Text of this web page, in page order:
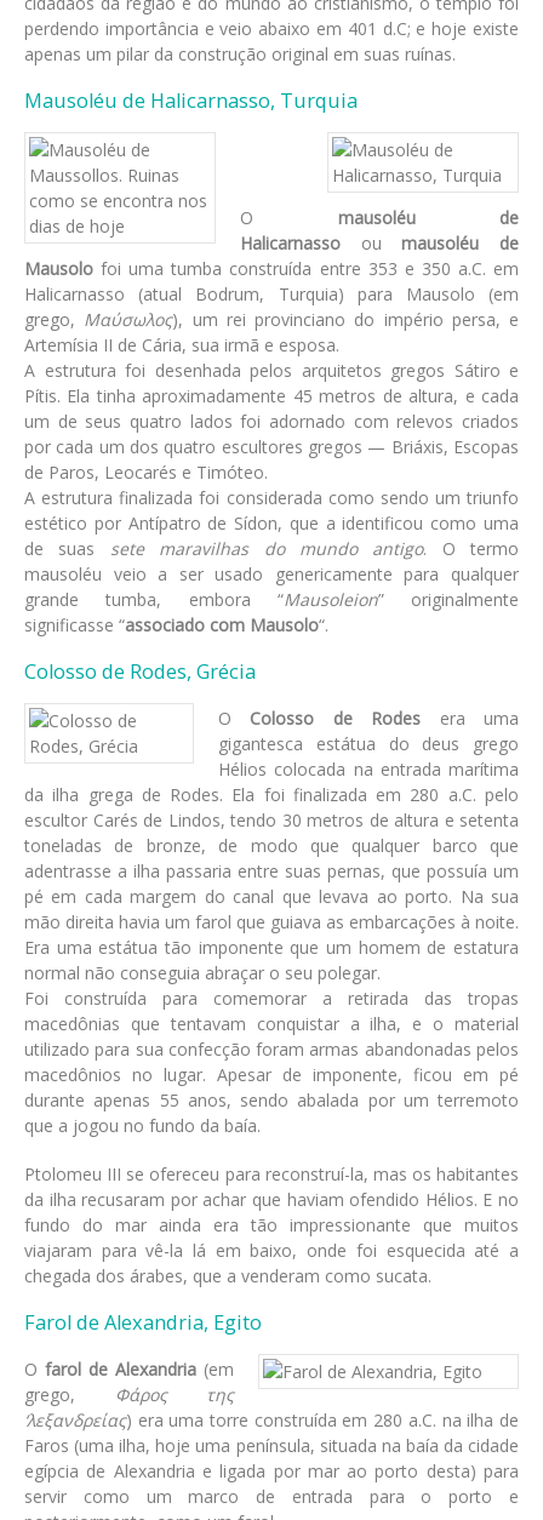
perdendo importância e veio abaixo em 401 d.C; e hoje existe
apenas um pilar da construção original em suas ruínas.
Mausoléu de Halicarnasso, Turquia
O mausoléu de
Halicarnasso ou mausoléu de
Mausolo foi uma tumba construída entre 353 e 350 a.C. em
Halicarnasso (atual Bodrum, Turquia) para Mausolo (em
grego, Μαύσωλος), um rei provinciano do império persa, e
Artemísia II de Cária, sua irmã e esposa.
A estrutura foi desenhada pelos arquitetos gregos Sátiro e
Pítis. Ela tinha aproximadamente 45 metros de altura, e cada
um de seus quatro lados foi adornado com relevos criados
por cada um dos quatro escultores gregos — Briáxis, Escopas
de Paros, Leocarés e Timóteo.
A estrutura finalizada foi considerada como sendo um triunfo
estético por Antípatro de Sídon, que a identificou como uma
de suas sete maravilhas do mundo antigo. O termo
mausoléu veio a ser usado genericamente para qualquer
grande tumba, embora “Mausoleion” originalmente
significasse “associado com Mausolo“.
Colosso de Rodes, Grécia
O Colosso de Rodes era uma
gigantesca estátua do deus grego
Hélios colocada na entrada marítima
da ilha grega de Rodes. Ela foi finalizada em 280 a.C. pelo
escultor Carés de Lindos, tendo 30 metros de altura e setenta
toneladas de bronze, de modo que qualquer barco que
adentrasse a ilha passaria entre suas pernas, que possuía um
pé em cada margem do canal que levava ao porto. Na sua
mão direita havia um farol que guiava as embarcações à noite.
Era uma estátua tão imponente que um homem de estatura
normal não conseguia abraçar o seu polegar.
Foi construída para comemorar a retirada das tropas
macedônias que tentavam conquistar a ilha, e o material
utilizado para sua confecção foram armas abandonadas pelos
macedônios no lugar. Apesar de imponente, ficou em pé
durante apenas 55 anos, sendo abalada por um terremoto
que a jogou no fundo da baía.
Ptolomeu III se ofereceu para reconstruí-la, mas os habitantes
da ilha recusaram por achar que haviam ofendido Hélios. E no
fundo do mar ainda era tão impressionante que muitos
viajaram para vê-la lá em baixo, onde foi esquecida até a
chegada dos árabes, que a venderam como sucata.
Farol de Alexandria, Egito
O farol de Alexandria (em
grego,
Φάρος της
‘λεξανδρείας) era uma torre construída em 280 a.C. na ilha de
Faros (uma ilha, hoje uma península, situada na baía da cidade
egípcia de Alexandria e ligada por mar ao porto desta) para
servir como um marco de entrada para o porto e